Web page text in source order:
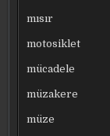
mısır
motosiklet
mücadele
müzakere
müze